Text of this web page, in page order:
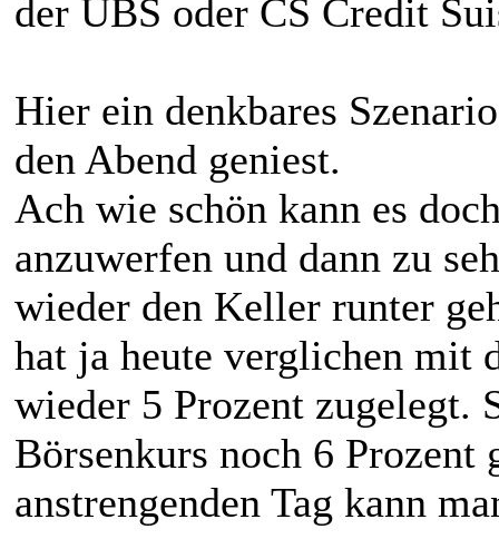
der UBS oder CS Credit
Hier ein denkbares
den Abend geniest.
Ach wie schön kann es
anzuwerfen und dann zu
wieder den Keller runter
hat ja heute verglichen mit
wieder 5 Prozent zugelegt.
Börsenkurs noch 6 Prozent
anstrengenden Tag kann